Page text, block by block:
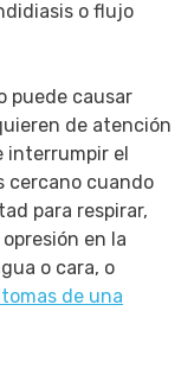
o flujo
puede causar
de atención
interrumpir el
cercano cuando
para respirar,
en la
o cara, o
de una